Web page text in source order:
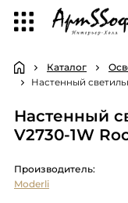
Каталог
Настенный
Настенный
V2730-1W
Производитель:
Moderli